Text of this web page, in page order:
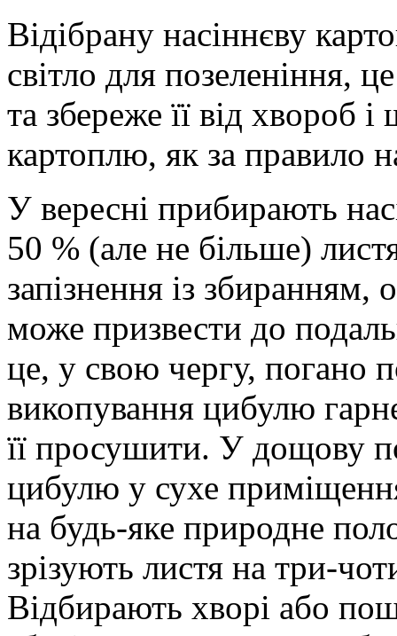
Відібрану насіннєву
світло для позеленіння,
та збереже її від хвороб
картоплю, як за правило
У вересні прибирають
50 % (але не більше)
запізнення із збиранням,
може призвести до
це, у свою чергу, погано
викопування цибулю
її просушити. У дощову
цибулю у сухе
на будь-яке природне
зрізують листя на три-
Відбирають хворі або